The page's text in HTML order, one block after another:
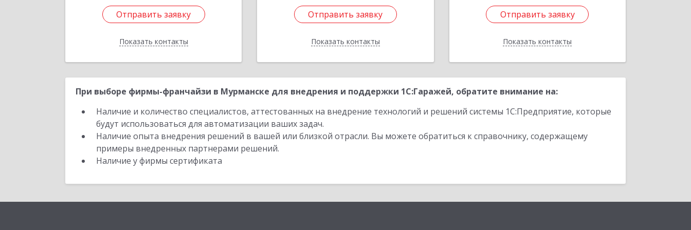
Отправить заявку
Показать контакты
Отправить заявку
Назад
Отправить заявку
Показать контакты
Отправить заявку
Назад
Отправить заявку
Показать контакты
Отправить заявку
Назад
При выборе фирмы-франчайзи в Мурманске для внедрения и поддержки 1С:Гаражей, обратите внимание на:
Наличие и количество специалистов, аттестованных на внедрение технологий и решений системы 1С:Предприятие, которые
будут использоваться для автоматизации ваших задач.
Наличие опыта внедрения решений в вашей или близкой отрасли. Вы можете обратиться к справочнику, содержащему
примеры внедренных партнерами решений.
Наличие у фирмы сертификата